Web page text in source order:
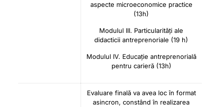
aspecte microeconomice practice
(13h)
Modulul III. Particularități ale
didacticii antreprenoriale (19 h)
Modulul IV. Educație antreprenorială
pentru carieră (13h)
Evaluare finală va avea loc în format
asincron, constând în realizarea